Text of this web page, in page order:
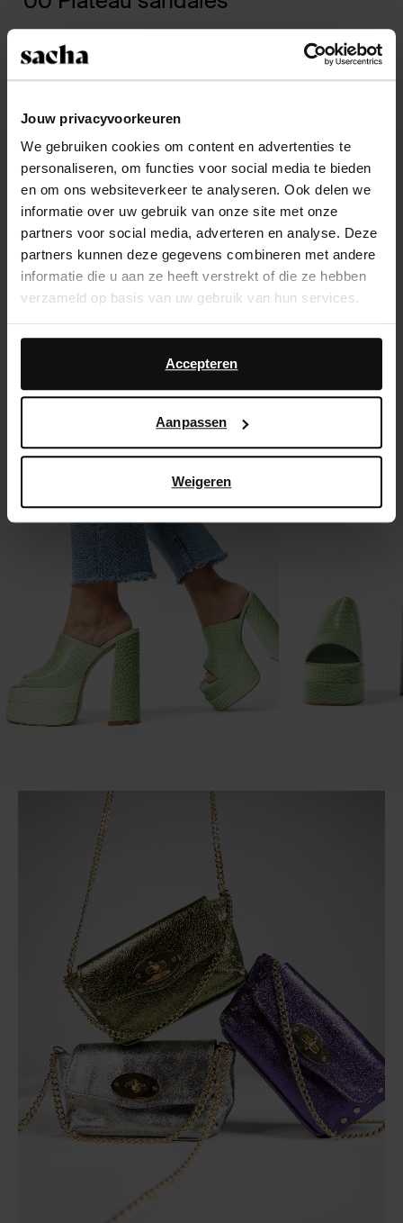
Jouw privacyvoorkeuren
We gebruiken cookies om content en advertenties te
personaliseren, om functies voor social media te bieden
en om ons websiteverkeer te analyseren. Ook delen we
informatie over uw gebruik van onze site met onze
partners voor social media, adverteren en analyse. Deze
partners kunnen deze gegevens combineren met andere
informatie die u aan ze heeft verstrekt of die ze hebben
verzameld op basis van uw gebruik van hun services.
Daarnaast werken wij samen met Google voor
advertentie- en meetdoeleinden. Meer informatie over
hoe Google uw persoonsgegevens gebruikt, vindt u op
Accepteren
Aanpassen
Weigeren
Heeled sandals, onze favoriete summer shoes komende
zomer. Deze cheeky shoes hebben een sophasticated,
hak, trechter hak of blokhak krijgt het model een
muiltjes met trendy peeptoe en subtiel croco design.
Combineer de Y2K-peeptoe met een flared denim jeans
en omarm hiermee de statement ’00. Ook het gebruik
van verschillende kenmerkende materialen is typerend
voor Y2K. Satijn, velours of velvet zijn verschillende
materialen die in dit tijdsperk opvallend veel aanwezig
waren. Combineer de oranje satijnen heeled plateau
sandals met een denim korset & denim mini-skirt.